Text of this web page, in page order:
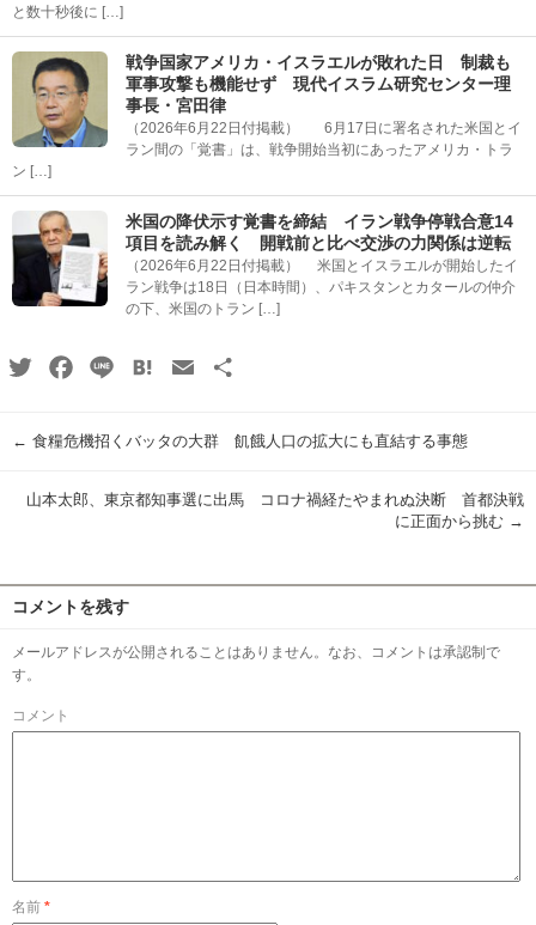
と数十秒後に […]
戦争国家アメリカ・イスラエルが敗れた日 制裁も
軍事攻撃も機能せず 現代イスラム研究センター理
事長・宮田律
（2026年6月22日付掲載） 6月17日に署名された米国とイ
ラン間の「覚書」は、戦争開始当初にあったアメリカ・トラ
ン […]
米国の降伏示す覚書を締結 イラン戦争停戦合意14
項目を読み解く 開戦前と比べ交渉の力関係は逆転
（2026年6月22日付掲載） 米国とイスラエルが開始したイ
ラン戦争は18日（日本時間）、パキスタンとカタールの仲介
の下、米国のトラン […]
TwitterFacebook
Line HatenaEmail
← 食糧危機招くバッタの大群 飢餓人口の拡大にも直結する事態
山本太郎、東京都知事選に出馬 コロナ禍経たやまれぬ決断 首都決戦
に正面から挑む →
コメントを残す
メールアドレスが公開されることはありません。なお、コメントは承認制で
す。
コメント
名前 *